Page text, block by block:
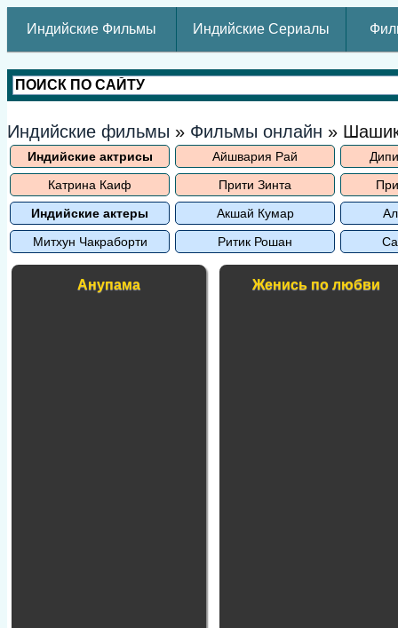
Индийские Фильмы Индийские Сериалы
Индийские фильмы » Фильмы онлайн »
Индийские актрисы Айшвария Рай
Катрина Каиф
Прити Зинта
Индийские актеры
Акшай Кумар
Митхун Чакраборти
Ритик Рошан
Анупама Женись по любви